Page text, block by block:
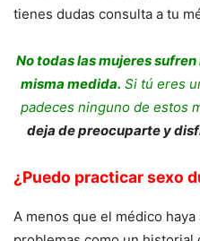
tienes dudas consulta a tu
No todas las mujeres
misma medida. Si tú eres
padeces ninguno de estos
deja de preocuparte y
¿Puedo practicar sexo
A menos que el médico